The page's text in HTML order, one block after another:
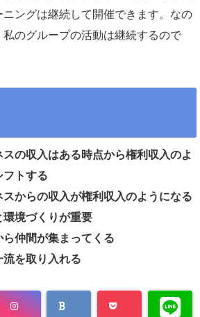
ニングは継続して開催できます。なの
のグループの活動は継続するので
スの収入はある時点から権利収入のよ
フトする
スからの収入が権利収入のようになる
境づくりが重要
ら仲間が集まってくる
流を取り入れる